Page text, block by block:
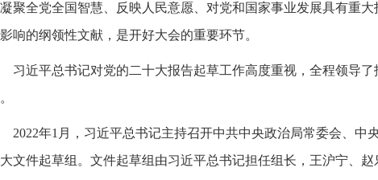
聚全党全国智慧、反映人民意愿、对党和国家事业发展具有重
响的纲领性文献，是开好大会的重要环节。
习近平总书记对党的二十大报告起草工作高度重视，全程领导
2022年1月，习近平总书记主持召开中共中央政治局常委会、中
文件起草组。文件起草组由习近平总书记担任组长，王沪宁、赵